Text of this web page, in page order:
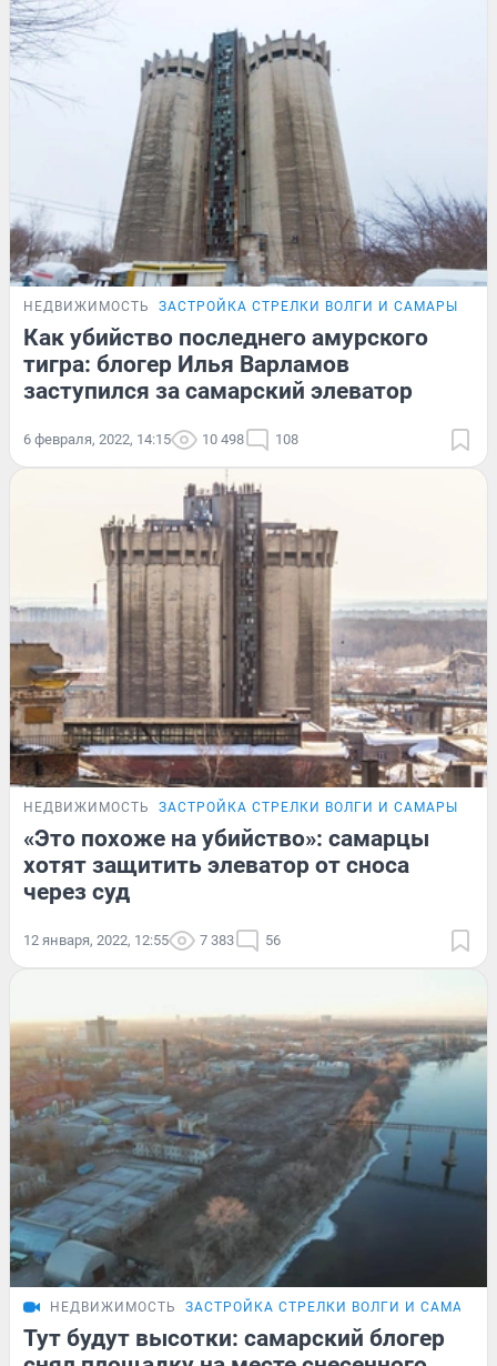
НЕДВИЖИМОСТЬ ЗАСТРОЙКА СТРЕЛКИ ВОЛГИ И САМАРЫ
Как убийство последнего амурского
тигра: блогер Илья Варламов
заступился за самарский элеватор
6 февраля, 2022, 14:15 10 498 108
НЕДВИЖИМОСТЬ ЗАСТРОЙКА СТРЕЛКИ ВОЛГИ И САМАРЫ
«Это похоже на убийство»: самарцы
хотят защитить элеватор от сноса
через суд
12 января, 2022, 12:55 7 383 56
НЕДВИЖИМОСТЬ ЗАСТРОЙКА СТРЕЛКИ ВОЛГИ И САМАРЫ
Тут будут высотки: самарский блогер